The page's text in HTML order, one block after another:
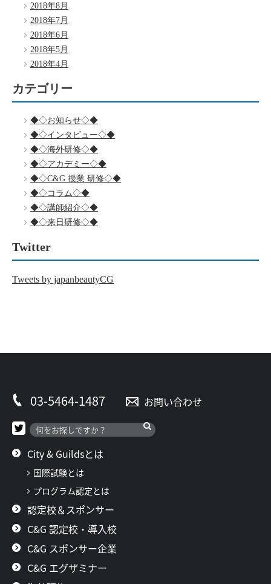
2018年8月
2018年7月
2018年6月
2018年5月
2018年4月
カテゴリー
◆◇お知らせ◇◆
◆◇インタビュー◇◆
◆◇海外研修◇◆
◆◇アカデミー◇◆
◆◇C&G 授業 研修◇◆
◆◇コラム◇◆
◆◇講師紹介◇◆
◆◇来日研修◇◆
Twitter
Tweets by japanbeautyCG
03-5464-1487 お問い合わせ
City & Guildsとは
国際試験とは
プログラム認定とは
認定校＆スポンサー
C&G 認定校・導入校
C&G スポンサー企業
C&G エグザミナー